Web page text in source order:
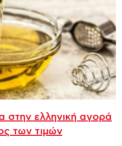
στην ελληνική αγορά
των τιμών